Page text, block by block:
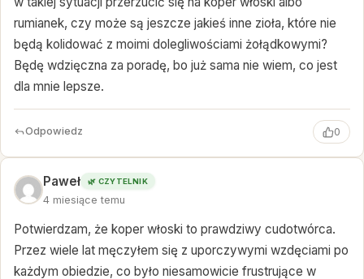
rumianek, czy może są jeszcze jakieś inne zioła, które nie
będą kolidować z moimi dolegliwościami żołądkowymi?
Będę wdzięczna za poradę, bo już sama nie wiem, co jest
dla mnie lepsze.
Odpowiedz 0
Paweł 🌿 CZYTELNIK
4 miesiące temu
Potwierdzam, że koper włoski to prawdziwy cudotwórca.
Przez wiele lat męczyłem się z uporczywymi wzdęciami po
każdym obiedzie, co było niesamowicie frustrujące w